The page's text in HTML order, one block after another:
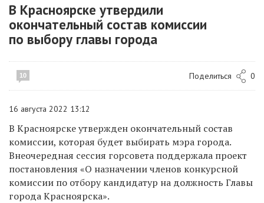
В Красноярске утвердили
окончательный состав комиссии
по выбору главы города
10 Поделиться 0
16 августа 2022 13:12
В Красноярске утвержден окончательный состав
комиссии, которая будет выбирать мэра города.
Внеочередная сессия горсовета поддержала проект
постановления «О назначении членов конкурсной
комиссии по отбору кандидатур на должность Главы
города Красноярска».